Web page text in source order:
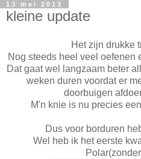
13 mei 2013
kleine update
Het zijn drukke
Nog steeds heel veel oefenen
Dat gaat wel langzaam beter
weken duren voordat er
doorbuigen
M'n knie is nu precies
Dus voor borduren
Wel heb ik het eerste